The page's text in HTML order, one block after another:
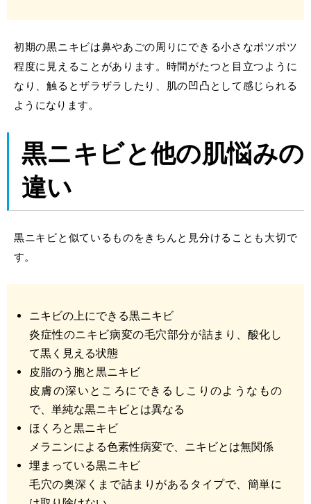
初期の黒ニキビは鼻やあごの周りにできる小さなポツポツ
程度に見えることがあります。時間がたつと目立つように
なり、触るとザラザラしたり、肌の凹凸として感じられる
ようになります。
黒ニキビと他の肌悩みの
違い
黒ニキビと似ているものをきちんと見分けることも大切で
す。
ニキビの上にできる黒ニキビ
炎症性のニキビ病変の毛穴部分が詰まり、酸化し
て黒く見える状態
皮脂のう胞と黒ニキビ
皮膚の深いところにできるしこりのようなもの
で、単純な黒ニキビとは異なる
ほくろと黒ニキビ
メラニンによる色素性病変で、ニキビとは無関係
埋まっている黒ニキビ
毛穴の奥深くまで詰まりがあるタイプで、簡単に